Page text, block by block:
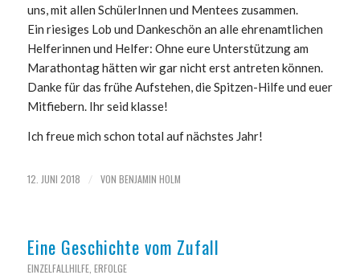
uns, mit allen SchülerInnen und Mentees zusammen.
Ein riesiges Lob und Dankeschön an alle ehrenamtlichen
Helferinnen und Helfer: Ohne eure Unterstützung am
Marathontag hätten wir gar nicht erst antreten können.
Danke für das frühe Aufstehen, die Spitzen-Hilfe und euer
Mitfiebern. Ihr seid klasse!
Ich freue mich schon total auf nächstes Jahr!
12. JUNI 2018 / VON BENJAMIN HOLM
Eine Geschichte vom Zufall
EINZELFALLHILFE, ERFOLGE